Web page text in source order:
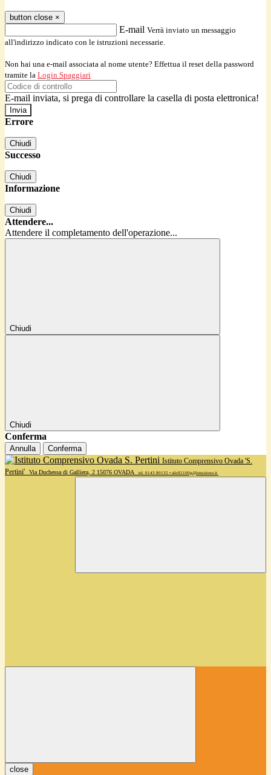
button close ×
E-mail Verrà inviato un messaggio
all'indirizzo indicato con le istruzioni necessarie.
Non hai una e-mail associata al nome utente? Effettua il reset della password
tramite la Login Spaggiari
E-mail inviata, si prega di controllare la casella di posta elettronica!
Errore
Chiudi
Successo
Chiudi
Informazione
Chiudi
Attendere...
Attendere il completamento dell'operazione...
Chiudi
Chiudi
Conferma
Annulla Conferma
Istituto Comprensivo Ovada 'S.
Pertini'
Via Duchessa di Galliera, 2 15076 OVADA tel. 0143 80135 • alic82100g@istruzione.it
close